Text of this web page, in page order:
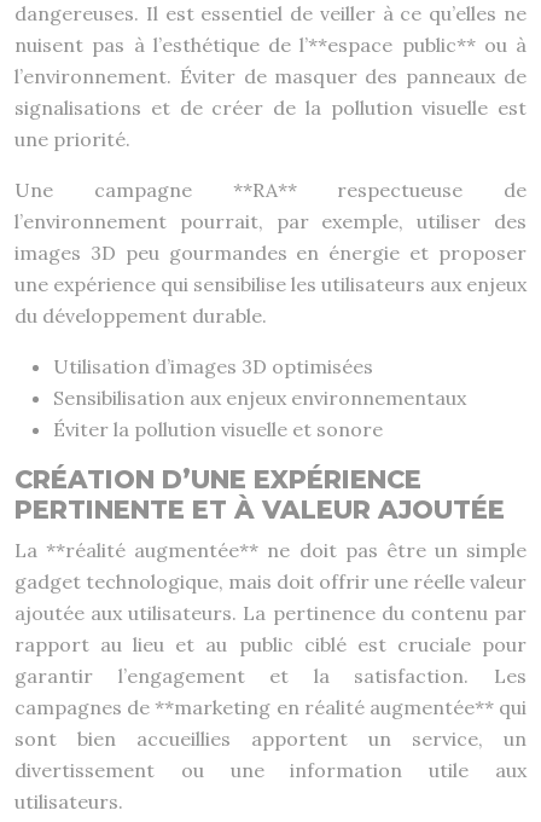
dangereuses. Il est essentiel de veiller à ce qu’elles ne
nuisent pas à l’esthétique de l’**espace public** ou à
l’environnement. Éviter de masquer des panneaux de
signalisations et de créer de la pollution visuelle est
une priorité.
Une campagne **RA** respectueuse de
l’environnement pourrait, par exemple, utiliser des
images 3D peu gourmandes en énergie et proposer
une expérience qui sensibilise les utilisateurs aux enjeux
du développement durable.
Utilisation d’images 3D optimisées
Sensibilisation aux enjeux environnementaux
Éviter la pollution visuelle et sonore
CRÉATION D’UNE EXPÉRIENCE
PERTINENTE ET À VALEUR AJOUTÉE
La **réalité augmentée** ne doit pas être un simple
gadget technologique, mais doit offrir une réelle valeur
ajoutée aux utilisateurs. La pertinence du contenu par
rapport au lieu et au public ciblé est cruciale pour
garantir l’engagement et la satisfaction. Les
campagnes de **marketing en réalité augmentée** qui
sont bien accueillies apportent un service, un
divertissement ou une information utile aux
utilisateurs.